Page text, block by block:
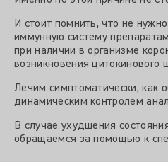
И стоит помнить, что не
иммунную систему
при наличии в организме
возникновения цитокинового
Лечим симптоматически, как
динамическим контролем
В случае ухудшения
обращаемся за помощью к